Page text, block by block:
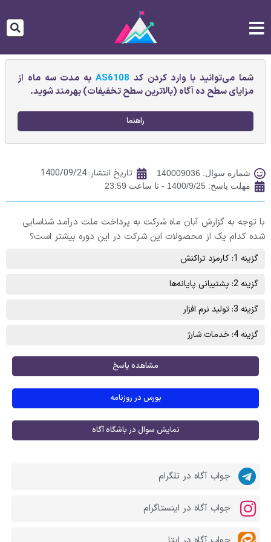
شما می‌توانید با وارد کردن کد AS6108به مدت سه ماه از
مزایای سطح ده آگاه (بالاترین سطح تخفیفات) بهرمند شوید.
راهنما
شماره سوال: 140009036 تاریخ انتشار: 1400/09/24
مهلت پاسخ: 1400/9/25 - تا ساعت 23:59
با توجه به گزارش آبان ماه شرکت به پرداخت ملت درآمد شناسایی
شده کدام یک از محصولات این شرکت در این دوره بیشتر است؟
گزینه 1: کارمزد تراکنش
گزینه 2: پشتيبانی پايانه‌ها
گزینه 3: توليد نرم افزار
گزینه 4: خدمات شارژ
مشاهده پاسخ
بورس در روزنامه
نمایش سوال در باشگاه آگاه
جواب آگاه در تلگرام
جواب آگاه در اینستاگرام